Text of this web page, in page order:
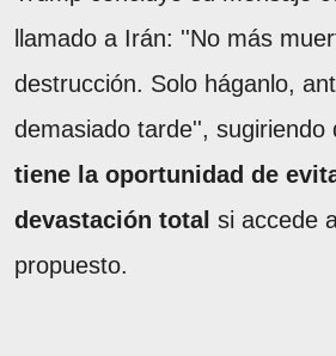
llamado a Irán: ''No más
destrucción. Solo háganlo,
demasiado tarde'', sugiriendo
tiene la oportunidad de
devastación total si accede
propuesto.